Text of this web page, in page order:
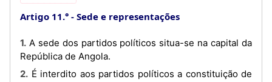
Artigo 11.° Sede e representações
1. A sede dos partidos políticos situa-se na capital da
República de Angola.
2. É interdito aos partidos políticos a constituição de